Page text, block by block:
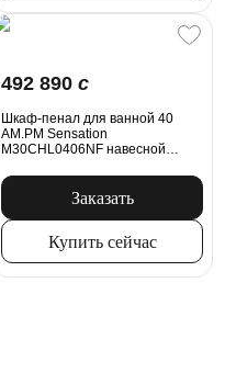
492 890 c
Шкаф-пенал для ванной 40
AM.PM Sensation
M30CHL0406NF навесной
Заказать
Купить сейчас